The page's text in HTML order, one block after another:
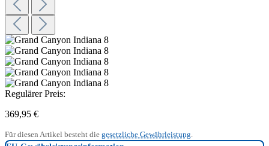
Regulärer Preis:
369,95 €
Für diesen Artikel besteht die gesetzliche Gewährleistung